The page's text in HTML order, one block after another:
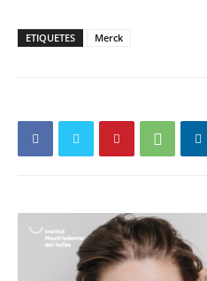
ETIQUETES Merck